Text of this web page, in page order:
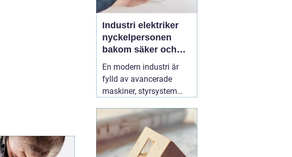
Industri elektriker
nyckelpersonen
bakom säker och
effektiv produktion
En modern industri är
fylld av avancerade
maskiner, styrsystem
elnätet. För att allt ska
fungera tryggt, effektivt
och utan oväntade stopp
behövs en specialist